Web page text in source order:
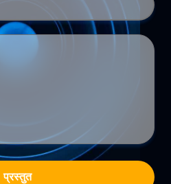
प्रस्तुत